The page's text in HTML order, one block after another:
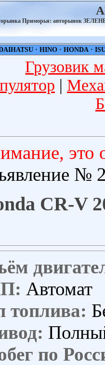
Приморья: авторынок
·HINO ·HONDA ·
Грузовик
|
это
№
CR-V
Автомат
топлива:
по